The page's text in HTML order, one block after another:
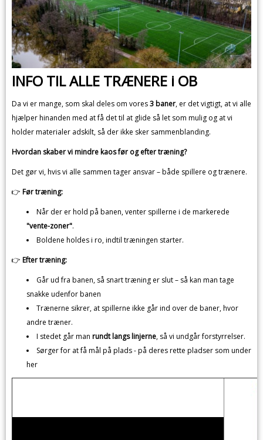
INFO TIL ALLE TRÆNERE i OB
Da vi er mange, som skal deles om vores3 baner, er det vigtigt, at vi alle
hjælper hinanden med at få det til at glide så let som mulig og at vi
holder materialer adskilt, så der ikke sker sammenblanding.
Hvordan skaber vi mindre kaos før og efter træning?
Det gør vi, hvis vi alle sammen tager ansvar – både spillere og trænere.
👉 Før træning:
Når der er hold på banen, venter spillerne i de markerede
"vente-zoner".
Boldene holdes i ro, indtil træningen starter.
👉 Efter træning:
Går ud fra banen, så snart træning er slut – så kan man tage
snakke udenfor banen
Trænerne sikrer, at spillerne ikke går ind over de baner, hvor
andre træner.
I stedet går man rundt langs linjerne, så vi undgår forstyrrelser.
Sørger for at få mål på plads - på deres rette pladser som under
her